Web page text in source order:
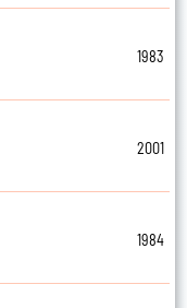
1983
2001
1984